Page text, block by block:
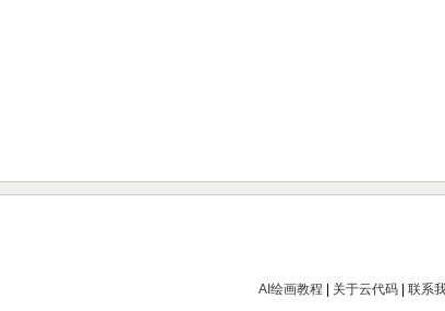
AI绘画教程 关于云代码| 联系